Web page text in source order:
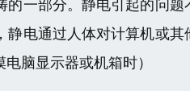
一部分。静电引起的问
电通过人体对计算机或
脑显示器或机箱时）